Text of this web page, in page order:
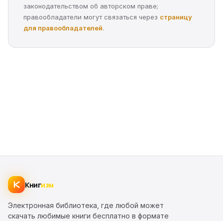
законодательством об авторском праве;
правообладатели могут связаться через страницу
для правообладателей.
Книгизм
Электронная библиотека, где любой может
скачать любимые книги бесплатно в формате